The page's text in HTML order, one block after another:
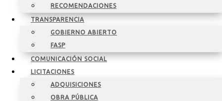
RECOMENDACIONES
TRANSPARENCIA
GOBIERNO ABIERTO
FASP
COMUNICACIÓN SOCIAL
LICITACIONES
ADQUISICIONES
OBRA PÚBLICA